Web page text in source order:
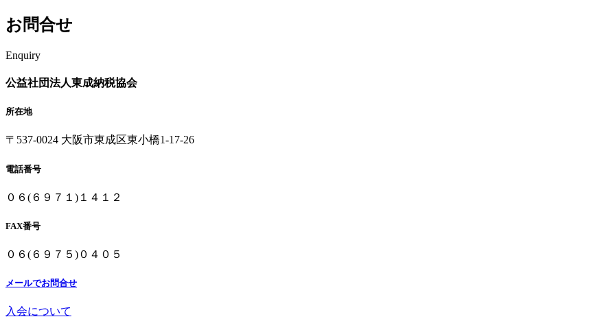
お問合せ
Enquiry
公益社団法人東成納税協会
所在地
〒537-0024 大阪市東成区東小橋1-17-26
電話番号
０６(６９７１)１４１２
FAX番号
０６(６９７５)０４０５
メールでお問合せ
入会について